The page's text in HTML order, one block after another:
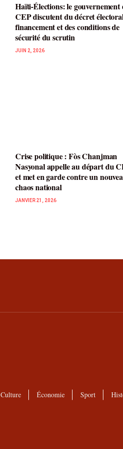
Haïti-Élections: le gouvernement
CEP discutent du décret
financement et des conditions de
sécurité du scrutin
JUIN 2, 2026
Crise politique : Fòs Chanjman
Nasyonal appelle au départ du
et met en garde contre un
chaos national
JANVIER 21, 2026
Culture Économie Sport